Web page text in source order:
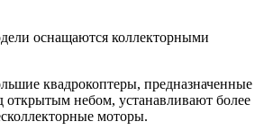
оснащаются коллекторными
квадрокоптеры, предназначенные
открытым небом, устанавливают более
моторы.